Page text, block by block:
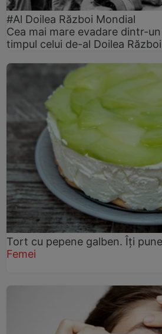
#Al Doilea Război Mondial
Cea mai mare evadare dintr-
timpul celui de-al Doilea
Tort cu pepene galben. Îți
Femei